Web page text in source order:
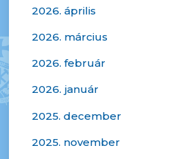
2026. április
2026. március
2026. február
2026. január
2025. december
2025. november